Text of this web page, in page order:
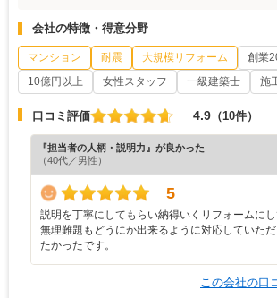
会社の特徴・得意分野
マンション 耐震 大規模リフォーム
創業
10億円以上
女性スタッフ 一級建築士 施
口コミ評価 4.9 （10件）
『担当者の人柄・説明力』が良かった
（40代／男性）
5
説明を丁寧にしてもらい納得いくリフォームにし
無理難題もどうにか出来るように対応していた
たかったです。
この会社の口